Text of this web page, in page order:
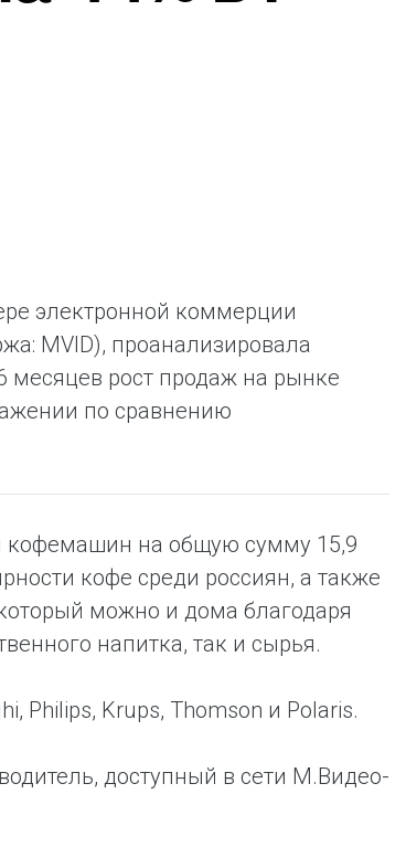
выгодной сделки при
и доступного
электронной коммерции
MVID), проанализировала
рост продаж на рынке
по сравнению
кофемашин на общую сумму 15,9
кофе среди россиян, а также
можно и дома благодаря
напитка, так и сырья.
Philips, Krups, Thomson и Polaris.
доступный в сети М.Видео-